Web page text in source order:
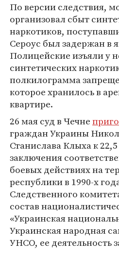
По версии следствия,
организовал сбыт
наркотиков,
Сероус был задержан в
Полицейские изъяли у
синтетических
полкилограмма
которое хранилось в
квартире.
26 мая суд в Чечне
граждан Украины
Станислава Клыха к
заключения
боевых действиях на
республики в 1990-х
Следственного
состав
«Украинская
Украинская народная
УНСО, ее деятельность